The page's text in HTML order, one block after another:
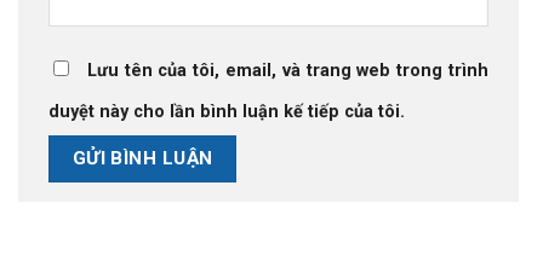
Lưu tên của tôi, email, và trang web trong trình
duyệt này cho lần bình luận kế tiếp của tôi.